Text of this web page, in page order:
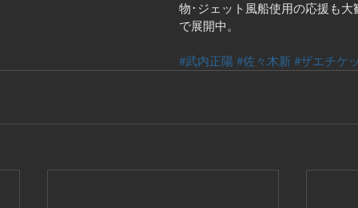
物･ジェット風船使用の応援も大
で展開中。
#武内正陽 #佐々木新 #ザエチケ